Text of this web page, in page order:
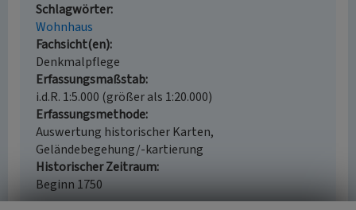
Schlagwörter
Wohnhaus
Fachsicht(en)
Denkmalpflege
Erfassungsmaßstab
i.d.R. 1:5.000 (größer als 1:20.000)
Erfassungsmethode
Auswertung historischer Karten,
Geländebegehung/-kartierung
Historischer Zeitraum
Beginn 1750